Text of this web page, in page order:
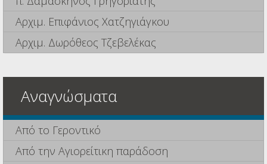
Αρχιμ. Επιφάνιος Χατζηγιάγκου
Αρχιμ. Δωρόθεος Τζεβελέκας
Αναγνώσματα
Από το Γεροντικό
Από την Αγιορείτικη παράδοση